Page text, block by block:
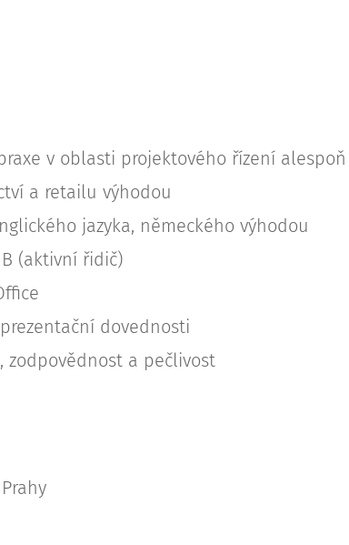
v oblasti projektového řízení alespoň
a retailu výhodou
jazyka, německého výhodou
(aktivní řidič)
dovednosti
a pečlivost